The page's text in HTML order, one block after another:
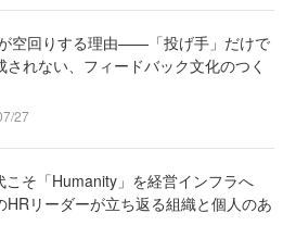
空回りする理由——「投げ手」だけで
されない、フィードバック文化のつく
27
こそ「Humanity」を経営インフラへ
HRリーダーが立ち返る組織と個人のあ